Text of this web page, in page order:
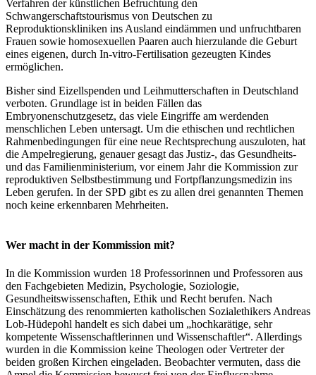
Verfahren der künstlichen Befruchtung den
Schwangerschaftstourismus von Deutschen zu
Reproduktionskliniken ins Ausland eindämmen und unfruchtbaren
Frauen sowie homosexuellen Paaren auch hierzulande die Geburt
eines eigenen, durch In-vitro-Fertilisation gezeugten Kindes
ermöglichen.
Bisher sind Eizellspenden und Leihmutterschaften in Deutschland
verboten. Grundlage ist in beiden Fällen das
Embryonenschutzgesetz, das viele Eingriffe am werdenden
menschlichen Leben untersagt. Um die ethischen und rechtlichen
Rahmenbedingungen für eine neue Rechtsprechung auszuloten, hat
die Ampelregierung, genauer gesagt das Justiz-, das Gesundheits-
und das Familienministerium, vor einem Jahr die Kommission zur
reproduktiven Selbstbestimmung und Fortpflanzungsmedizin ins
Leben gerufen. In der SPD gibt es zu allen drei genannten Themen
noch keine erkennbaren Mehrheiten.
Wer macht in der Kommission mit?
In die Kommission wurden 18 Professorinnen und Professoren aus
den Fachgebieten Medizin, Psychologie, Soziologie,
Gesundheitswissenschaften, Ethik und Recht berufen. Nach
Einschätzung des renommierten katholischen Sozialethikers Andreas
Lob-Hüdepohl handelt es sich dabei um „hochkarätige, sehr
kompetente Wissenschaftlerinnen und Wissenschaftler“. Allerdings
wurden in die Kommission keine Theologen oder Vertreter der
beiden großen Kirchen eingeladen. Beobachter vermuten, dass die